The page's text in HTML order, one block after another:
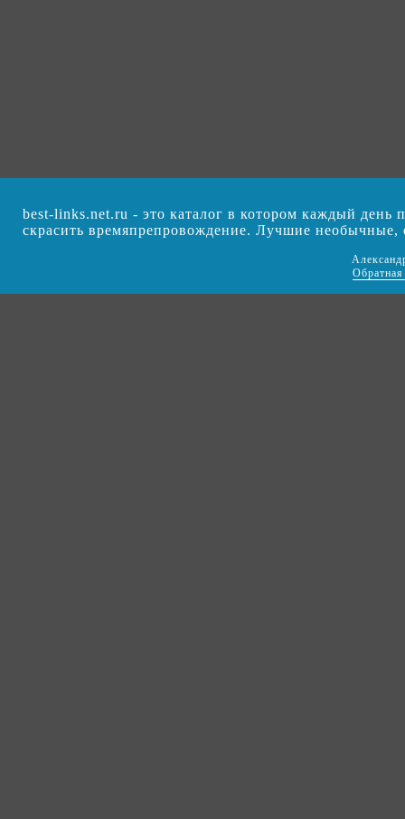
best-links.net.ru - это каталог в котором каждый день
скрасить времяпрепровождение. Лучшие
Обратная